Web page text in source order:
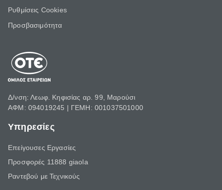
Ρυθμίσεις Cookies
Προσβασιμότητα
Δ/νση: Λεωφ. Κηφισίας αρ. 99, Μαρούσι
ΑΦΜ: 094019245 | ΓΕΜΗ: 001037501000
Υπηρεσίες
Επείγουσες Εργασίες
Προσφορές 11888 giaola
Ραντεβού με Τεχνικούς